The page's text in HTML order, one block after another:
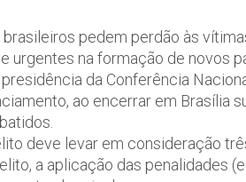
pedem perdão às
urgentes na formação de novos
da Conferência
ao encerrar em Brasília
deve levar em consideração
a aplicação das penalidades